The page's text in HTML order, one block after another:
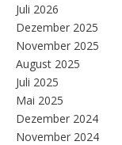
Juli 2026
Dezember 2025
November 2025
August 2025
Juli 2025
Mai 2025
Dezember 2024
November 2024